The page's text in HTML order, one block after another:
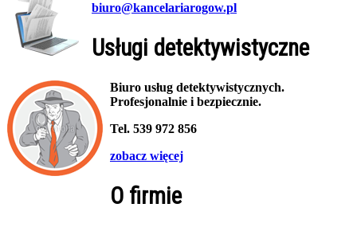
biuro@kancelariarogow.pl
Usługi detektywistyczne
Biuro usług detektywistycznych.
Profesjonalnie i bezpiecznie.
Tel. 539 972 856
zobacz więcej
O firmie